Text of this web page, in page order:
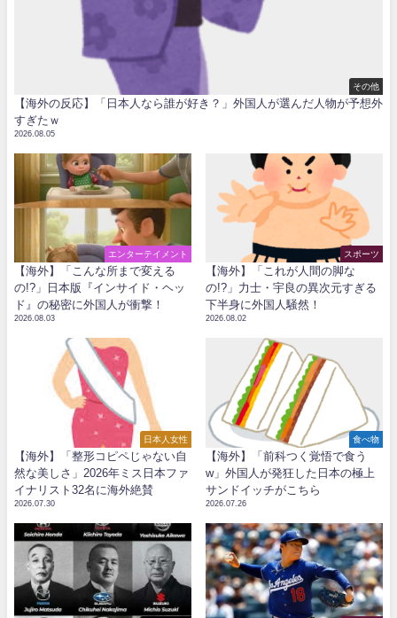
その他
【海外の反応】「日本人なら誰が好き？」外国人が選んだ人物が予想外
すぎたｗ
2026.08.05
エンターテイメント
【海外】「こんな所まで変える
の!?」日本版『インサイド・ヘッ
ド』の秘密に外国人が衝撃！
2026.08.03
スポーツ
【海外】「これが人間の脚な
の!?」力士・宇良の異次元すぎる
下半身に外国人騒然！
2026.08.02
日本人女性
【海外】「整形コピペじゃない自
然な美しさ」2026年ミス日本ファ
イナリスト32名に海外絶賛
2026.07.30
食べ物
【海外】「前科つく覚悟で食う
w」外国人が発狂した日本の極上
サンドイッチがこちら
2026.07.26